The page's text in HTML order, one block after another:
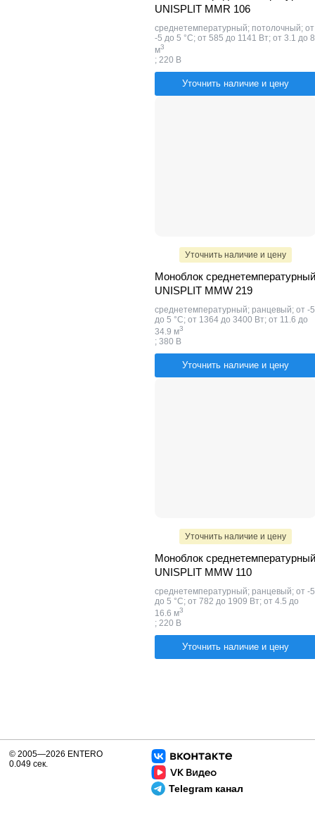
UNISPLIT MMR 106
среднетемпературный; потолочный; от
-5 до 5 °C; от 585 до 1141 Вт; от 3.1 до 8
м​3
; 220 В
Уточнить наличие и цену
Уточнить наличие и цену
Моноблок среднетемпературный
UNISPLIT MMW 219
среднетемпературный; ранцевый; от -5
до 5 °C; от 1364 до 3400 Вт; от 11.6 до
34.9 м​3
; 380 В
Уточнить наличие и цену
Уточнить наличие и цену
Моноблок среднетемпературный
UNISPLIT MMW 110
среднетемпературный; ранцевый; от -5
до 5 °C; от 782 до 1909 Вт; от 4.5 до
16.6 м​3
; 220 В
Уточнить наличие и цену
Telegram канал
© 2005—2026 ENTERO
0.049 сек.